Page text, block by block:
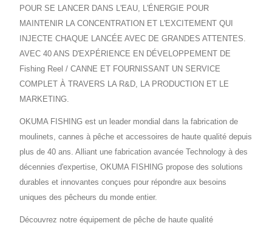
POUR SE LANCER DANS L'EAU, L'ÉNERGIE POUR
MAINTENIR LA CONCENTRATION ET L'EXCITEMENT QUI
INJECTE CHAQUE LANCÉE AVEC DE GRANDES ATTENTES.
AVEC 40 ANS D'EXPÉRIENCE EN DÉVELOPPEMENT DE
Fishing Reel / CANNE ET FOURNISSANT UN SERVICE
COMPLET À TRAVERS LA R&D, LA PRODUCTION ET LE
MARKETING.
OKUMA FISHING est un leader mondial dans la fabrication de
moulinets, cannes à pêche et accessoires de haute qualité depuis
plus de 40 ans. Alliant une fabrication avancée Technology à des
décennies d'expertise, OKUMA FISHING propose des solutions
durables et innovantes conçues pour répondre aux besoins
uniques des pêcheurs du monde entier.
Découvrez notre équipement de pêche de haute qualité